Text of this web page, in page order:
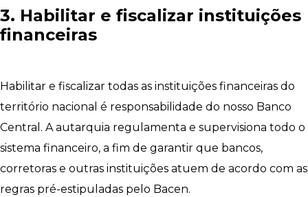
3. Habilitar e fiscalizar instituições
financeiras
Habilitar e fiscalizar todas as instituições financeiras do
território nacional é responsabilidade do nosso Banco
Central. A autarquia regulamenta e supervisiona todo o
sistema financeiro, a fim de garantir que bancos,
corretoras e outras instituições atuem de acordo com as
regras pré-estipuladas pelo Bacen.